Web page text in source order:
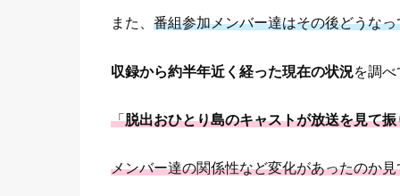
また、 番組参加メンバー達はその後どうな
収録から約半年近く経った現在の状況を調
「脱出おひとり島のキャストが放送を見て
メンバー達の関係性など変化があったのか